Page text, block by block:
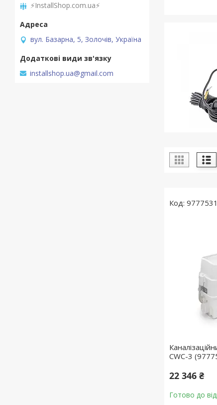
CWC-3
22 346 ₴
Готово до
⚡InstallShop.com.ua⚡
вул. Базарна, 5, Золочів, Україна
installshop.ua@gmail.com